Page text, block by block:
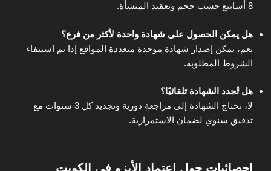
8 أسابيع حسب حجم وتعقيد المنشأة.
هل يمكن الحصول على شهادة واحدة لأكثر من فرع؟
نعم، يمكن إصدار شهادة موحدة متعددة المواقع إذا تم استيفاء
الشروط المطلوبة.
هل تُجدد الشهادة تلقائيًا؟
لا، تحتاج الشهادة إلى مراجعة دورية وتجديد كل 3 سنوات مع
تدقيق سنوي لضمان الاستمرارية.
إحصائيات حول اعتماد الأيزو في الكويت